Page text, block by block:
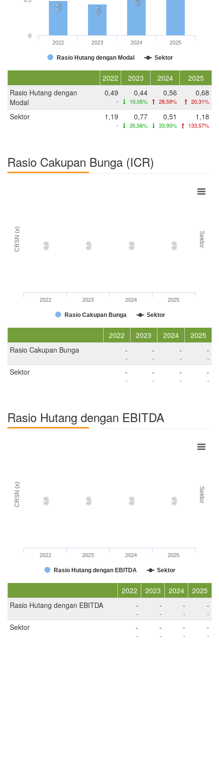
0,5 0,4
0,6
Rasio Hutang dengan Modal Sektor
2022 2023 2024 2025
0
2022 2023 2024
2025
Rasio Hutang dengan
Modal
0,49
-
0,44
10,05%
0,56
28,59%
0,68
20,31%
Sektor 1,19
-
0,77
35,56%
0,51
33,93%
1,18
133,57%
Rasio Cakupan Bunga (ICR)
CRSN (x) Sektor
0,0 0,0 0,0 0,0
Rasio Cakupan Bunga Sektor
2022 2023 2024 2025
2022 2023 2024
2025
Rasio Cakupan Bunga
-
-
-
-
-
-
-
-
Sektor -
-
-
-
-
-
-
-
Rasio Hutang dengan EBITDA
CRSN (x) Sektor
0,0 0,0 0,0 0,0
Rasio Hutang dengan EBITDA Sektor
2022 2023 2024 2025
2022 2023 2024
2025
Rasio Hutang dengan EBITDA
-
-
-
-
-
-
-
-
Sektor -
-
-
-
-
-
-
-